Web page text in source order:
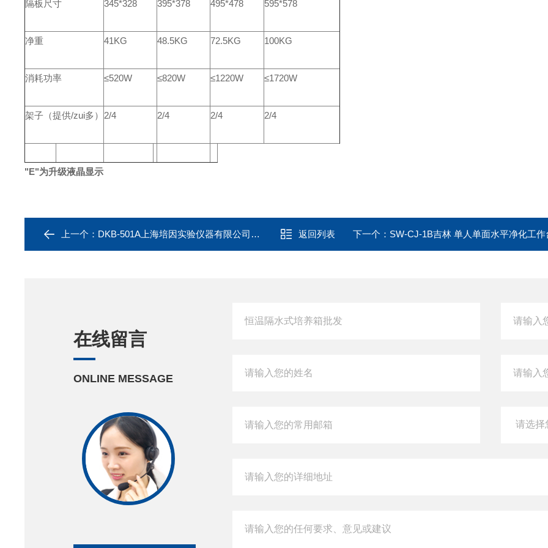
隔板尺寸 345*328 395*378 495*478 595*578
净重 41KG 48.5KG 72.5KG 100KG
消耗功率 ≤520W ≤820W ≤1220W ≤1720W
架子（提供/zui多） 2/4 2/4 2/4 2/4
"E"为升级液晶显示
上一个： DKB-501A上海培因实验仪器有限公司DKB型超级恒温循环水槽 返回列表 下一个： SW-CJ-1B吉林 单人单面水平净化工作
在线留言
ONLINE MESSAGE